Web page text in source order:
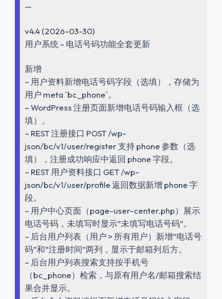
—
v4.4 (2026-03-30)
用户系统 – 电话号码功能全套更新
新增
– 用户资料新增电话号码字段（选填），存储为
用户 meta `bc_phone`。
– WordPress 注册页面新增电话号码输入框（选
填）。
– REST 注册接口 POST /wp-
json/bc/v1/user/register 支持 phone 参数（选
填），注册成功响应中返回 phone 字段。
– REST 用户资料接口 GET /wp-
json/bc/v1/user/profile 返回数据新增 phone 字
段。
– 用户中心页面（page-user-center.php）展示
电话号码，未填写时显示”未填写电话号码”。
– 后台用户列表（用户 > 所有用户）新增”电话号
码”和”注册时间”两列，显示于邮箱列后方。
– 后台用户列表搜索支持按手机号
（bc_phone）检索，与原有用户名/邮箱搜索结
果合并显示。